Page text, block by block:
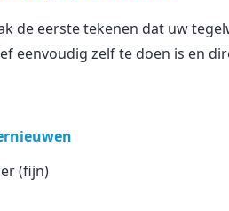
de eerste tekenen dat uw
eenvoudig zelf te doen is en
(fijn)